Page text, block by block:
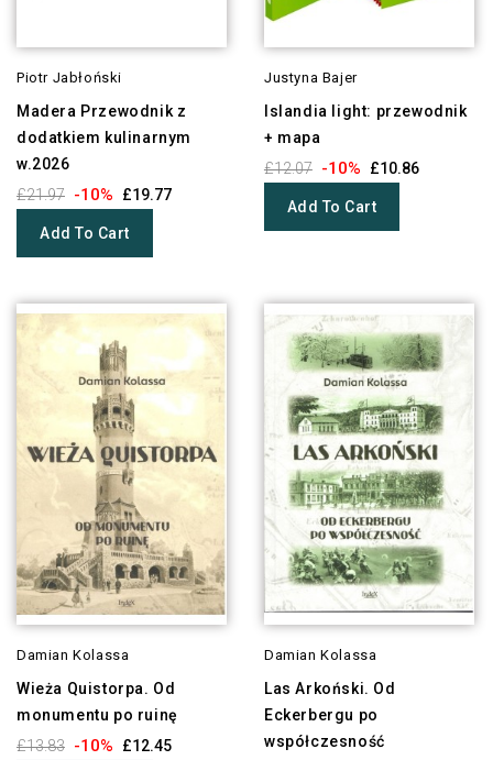
Piotr Jabłoński
Madera Przewodnik z
dodatkiem kulinarnym
w.2026
£21.97 -10% £19.77
Add To Cart
Justyna Bajer
Islandia light: przewodnik
+ mapa
£12.07 -10% £10.86
Add To Cart
Damian Kolassa
Wieża Quistorpa. Od
monumentu po ruinę
£13.83 -10% £12.45
Damian Kolassa
Las Arkoński. Od
Eckerbergu po
współczesność